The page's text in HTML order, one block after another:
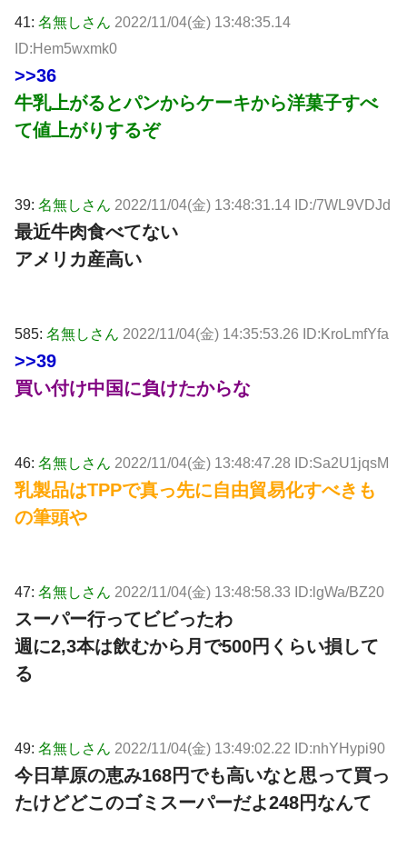
41: 名無しさん 2022/11/04(金) 13:48:35.14
ID:Hem5wxmk0
>>36
牛乳上がるとパンからケーキから洋菓子すべ
て値上がりするぞ
39: 名無しさん 2022/11/04(金) 13:48:31.14 ID:/7WL9VDJd
最近牛肉食べてない
アメリカ産高い
585: 名無しさん 2022/11/04(金) 14:35:53.26 ID:KroLmfYfa
>>39
買い付け中国に負けたからな
46: 名無しさん 2022/11/04(金) 13:48:47.28 ID:Sa2U1jqsM
乳製品はTPPで真っ先に自由貿易化すべきも
の筆頭や
47: 名無しさん 2022/11/04(金) 13:48:58.33 ID:lgWa/BZ20
スーパー行ってビビったわ
週に2,3本は飲むから月で500円くらい損して
る
49: 名無しさん 2022/11/04(金) 13:49:02.22 ID:nhYHypi90
今日草原の恵み168円でも高いなと思って買っ
たけどどこのゴミスーパーだよ248円なんて